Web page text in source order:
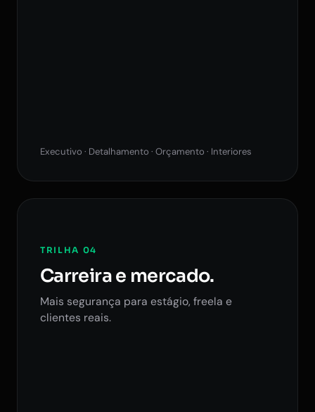
Executivo · Detalhamento · Orçamento · Interiores
TRILHA 04
Carreira e mercado.
Mais segurança para estágio, freela e
clientes reais.